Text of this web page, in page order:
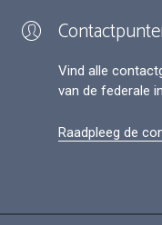
Vind alle
van de federale
Raadpleeg de